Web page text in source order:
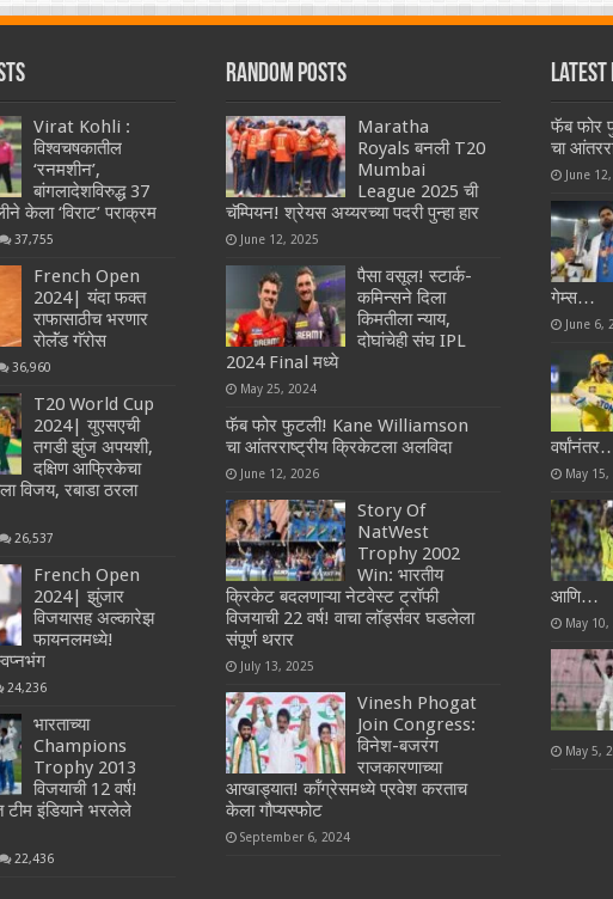
Virat Kohli :
विश्वचषकातील
‘रनमशीन’,
बांगलादेशविरुद्ध 37
केला ‘विराट’ पराक्रम
37,755
French Open
2024| यंदा फक्त
राफासाठीच भरणार
रोलॅंड गॅरोस
36,960
T20 World Cup
2024| युएसएची
तगडी झुंज अपयशी,
दक्षिण आफ्रिकेचा
विजय, रबाडा ठरला
26,537
French Open
2024| झुंजार
विजयासह अल्कारेझ
फायनलमध्ये!
24,236
भारताच्या
Champions
Trophy 2013
विजयाची 12 वर्ष!
टीम इंडियाने भरलेले
22,436
Random Posts
Maratha
Royals बनली T20
Mumbai
League 2025 ची
चॅम्पियन! श्रेयस अय्यरच्या पदरी पुन्हा हार
June 12, 2025
पैसा वसूल! स्टार्क-
कमिन्सने दिला
किमतीला न्याय,
दोघांचेही संघ IPL
2024 Final मध्ये
May 25, 2024
फॅब फोर फुटली! Kane Williamson
चा आंतरराष्ट्रीय क्रिकेटला अलविदा
June 12, 2026
Story Of
NatWest
Trophy 2002
Win: भारतीय
क्रिकेट बदलणाऱ्या नेटवेस्ट ट्रॉफी
विजयाची 22 वर्ष! वाचा लॉर्ड्सवर घडलेला
संपूर्ण थरार
July 13, 2025
Vinesh Phogat
Join Congress:
विनेश-बजरंग
राजकारणाच्या
आखाड्यात! कॉंग्रेसमध्ये प्रवेश करताच
केला गौप्यस्फोट
September 6, 2024
Latest
फॅब फोर
चा
June
गेम्स…
June 6,
May 15,
आणि…
May 10,
May 5,